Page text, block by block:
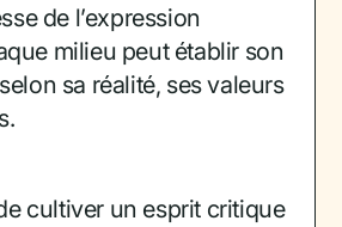
de l’expression
milieu peut établir son
sa réalité, ses valeurs
cultiver un esprit critique